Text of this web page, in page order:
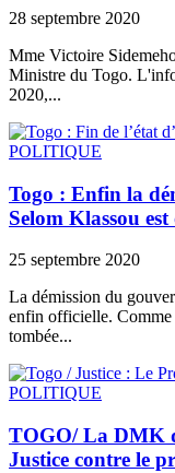
28 septembre 2020
Mme Victoire
Ministre du Togo.
2020,...
POLITIQUE
Togo : Enfin la
Selom Klassou
25 septembre 2020
La démission du
enfin officielle.
tombée...
POLITIQUE
TOGO/ La DMK
Justice contre le